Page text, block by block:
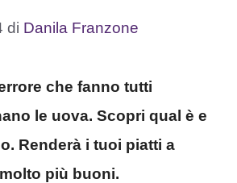
di Danila Franzone
che fanno tutti
le uova. Scopri qual è e
Renderà i tuoi piatti a
più buoni.